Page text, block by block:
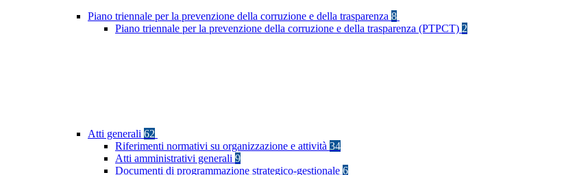
Piano triennale per la prevenzione della corruzione e della trasparenza 8
Piano triennale per la prevenzione della corruzione e della trasparenza (PTPCT) 2
Atti generali 62
Riferimenti normativi su organizzazione e attività 34
Atti amministrativi generali 9
Documenti di programmazione strategico-gestionale 6